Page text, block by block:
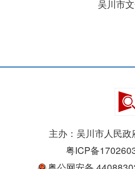
吴川市
主办：吴川市人民政
粤ICP备